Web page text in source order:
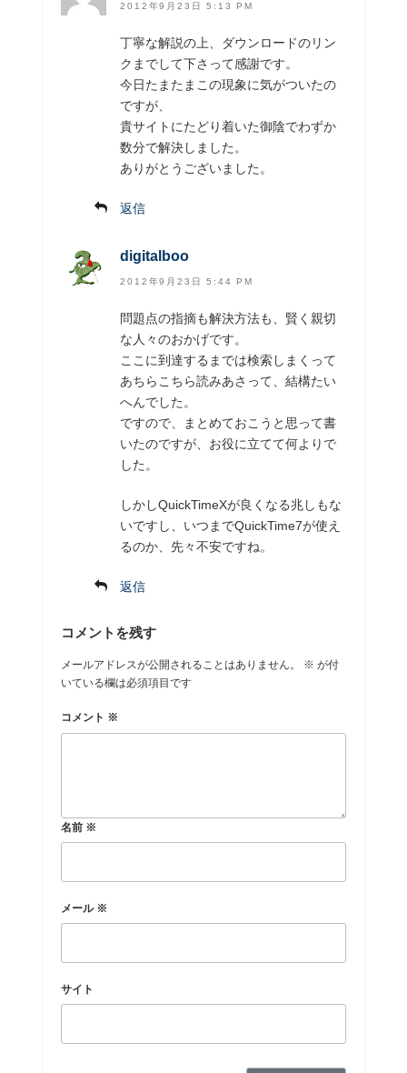
2012年9月23日 5:13 PM
丁寧な解説の上、ダウンロードのリン
クまでして下さって感謝です。
今日たまたまこの現象に気がついたの
ですが、
貴サイトにたどり着いた御陰でわずか
数分で解決しました。
ありがとうございました。
返信
digitalboo
2012年9月23日 5:44 PM
問題点の指摘も解決方法も、賢く親切
な人々のおかげです。
ここに到達するまでは検索しまくって
あちらこちら読みあさって、結構たい
へんでした。
ですので、まとめておこうと思って書
いたのですが、お役に立てて何よりで
した。
しかしQuickTimeXが良くなる兆しもな
いですし、いつまでQuickTime7が使え
るのか、先々不安ですね。
返信
コメントを残す
メールアドレスが公開されることはありません。 ※ が付
いている欄は必須項目です
コメント ※
名前 ※
メール ※
サイト